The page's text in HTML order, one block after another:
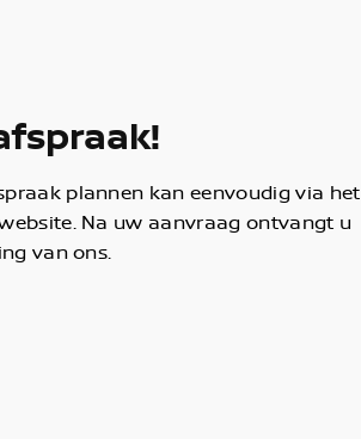
plannen kan eenvoudig via het
Na uw aanvraag ontvangt u
van ons.